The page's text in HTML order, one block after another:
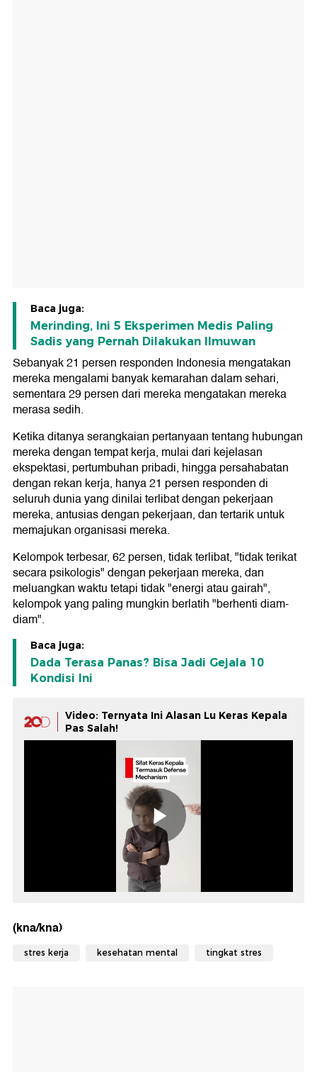
Baca juga:
Merinding, Ini 5 Eksperimen Medis Paling
Sadis yang Pernah Dilakukan Ilmuwan
Sebanyak 21 persen responden Indonesia mengatakan
mereka mengalami banyak kemarahan dalam sehari,
sementara 29 persen dari mereka mengatakan mereka
merasa sedih.
Ketika ditanya serangkaian pertanyaan tentang hubungan
mereka dengan tempat kerja, mulai dari kejelasan
ekspektasi, pertumbuhan pribadi, hingga persahabatan
dengan rekan kerja, hanya 21 persen responden di
seluruh dunia yang dinilai terlibat dengan pekerjaan
mereka, antusias dengan pekerjaan, dan tertarik untuk
memajukan organisasi mereka.
Kelompok terbesar, 62 persen, tidak terlibat, "tidak terikat
secara psikologis" dengan pekerjaan mereka, dan
meluangkan waktu tetapi tidak "energi atau gairah",
kelompok yang paling mungkin berlatih "berhenti diam-
diam".
Baca juga:
Dada Terasa Panas? Bisa Jadi Gejala 10
Kondisi Ini
Video: Ternyata Ini Alasan Lu Keras Kepala
Pas Salah!
(kna/kna)
stres kerja kesehatan mental tingkat stres